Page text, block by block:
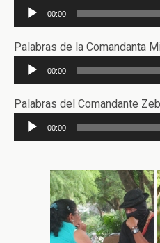
Reproductor
de
audio
00:00
Palabras de la Comandanta
Reproductor
de
audio
00:00
Palabras del Comandante
Reproductor
de
00:00